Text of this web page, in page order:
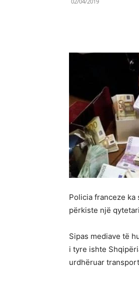
Policia franceze
përkiste një
Sipas mediave të
i tyre ishte
urdhëruar